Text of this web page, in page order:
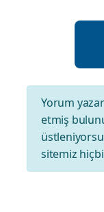
Yorum
etmiş
sitemiz